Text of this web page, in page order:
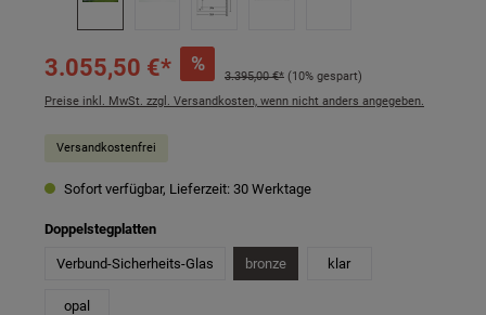
3.055,50 €* %
3.395,00 €* (10% gespart)
Preise inkl. MwSt. zzgl. Versandkosten, wenn nicht anders angegeben.
Versandkostenfrei
Sofort verfügbar, Lieferzeit: 30 Werktage
Doppelstegplattenauswählen
Verbund-Sicherheits-Glas bronze klar
opal